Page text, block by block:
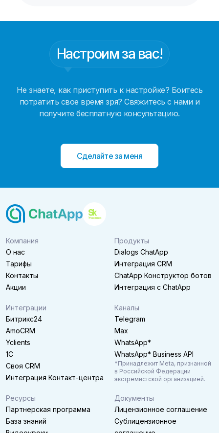
Настроим за вас!
Не знаете, как приступить к настройке? Боитесь
потратить свое время зря? Свяжитесь с нами и
получите бесплатную консультацию.
Сделайте за меня
Компания
О нас
Тарифы
Контакты
Акции
Продукты
Dialogs ChatApp
Интеграция CRM
ChatApp Конструктор ботов
Интеграция с ChatApp
Интеграции
Битрикс24
AmoCRM
Yclients
1C
Своя CRM
Интеграция Контакт-центра
Каналы
Telegram
Max
WhatsApp*
WhatsApp* Business API
*Принадлежит Meta, признанной
в Российской Федерации
экстремистской организацией.
Ресурсы
Партнерская программа
База знаний
Документы
Лицензионное соглашение
Сублицензионное